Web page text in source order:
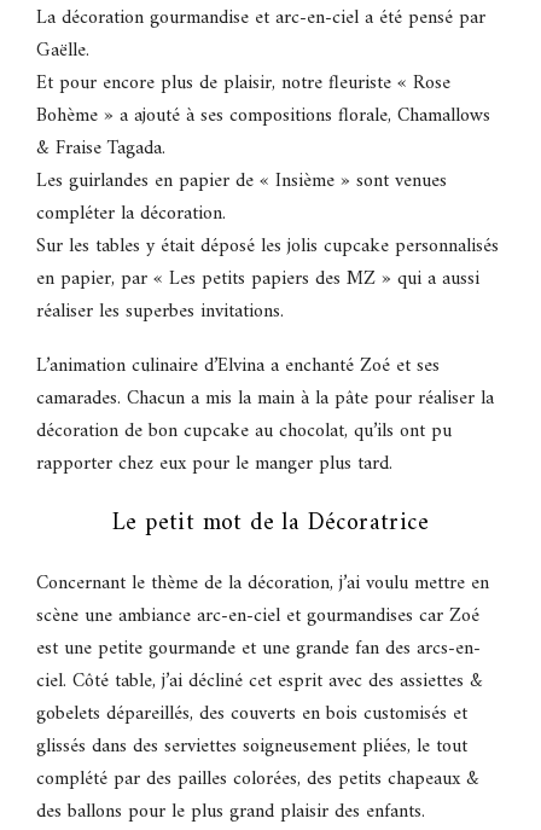
La décoration gourmandise et arc-en-ciel a été pensé par
Gaëlle.
Et pour encore plus de plaisir, notre fleuriste « Rose
Bohème » a ajouté à ses compositions florale, Chamallows
& Fraise Tagada.
Les guirlandes en papier de « Insième » sont venues
compléter la décoration.
Sur les tables y était déposé les jolis cupcake personnalisés
en papier, par « Les petits papiers des MZ » qui a aussi
réaliser les superbes invitations.
L’animation culinaire d’Elvina a enchanté Zoé et ses
camarades. Chacun a mis la main à la pâte pour réaliser la
décoration de bon cupcake au chocolat, qu’ils ont pu
rapporter chez eux pour le manger plus tard.
Le petit mot de la Décoratrice
Concernant le thème de la décoration, j’ai voulu mettre en
scène une ambiance arc-en-ciel et gourmandises car Zoé
est une petite gourmande et une grande fan des arcs-en-
ciel. Côté table, j’ai décliné cet esprit avec des assiettes &
gobelets dépareillés, des couverts en bois customisés et
glissés dans des serviettes soigneusement pliées, le tout
complété par des pailles colorées, des petits chapeaux &
des ballons pour le plus grand plaisir des enfants.